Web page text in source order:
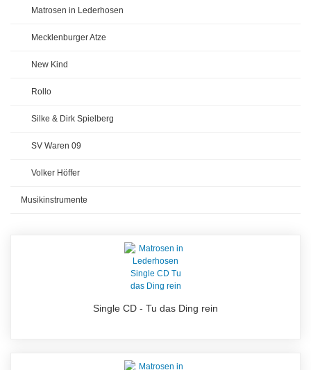
Matrosen in Lederhosen
Mecklenburger Atze
New Kind
Rollo
Silke & Dirk Spielberg
SV Waren 09
Volker Höffer
Musikinstrumente
Single CD - Tu das Ding rein